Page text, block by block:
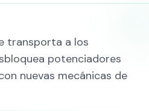
transporta a los
potenciadores
nuevas mecánicas de